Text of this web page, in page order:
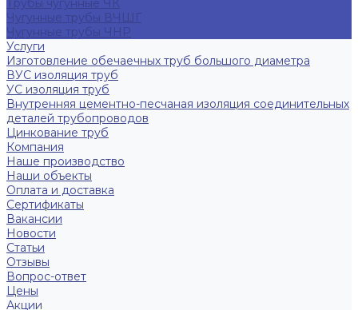
Трубы чугунные ЧК
Чугунные трубы ВЧШГ
Чугунные трубы ЧНР
Услуги
Изготовление обечаечных труб большого диаметра
ВУС изоляция труб
УС изоляция труб
Внутренняя цементно-песчаная изоляция соединительных
деталей трубопроводов
Цинкование труб
Компания
Наше производство
Наши объекты
Оплата и доставка
Сертификаты
Вакансии
Новости
Статьи
Отзывы
Вопрос-ответ
Цены
Акции